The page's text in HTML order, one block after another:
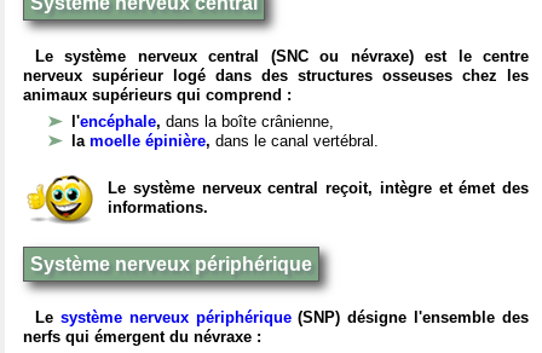
Le système nerveux central (SNC ou névraxe) est le centre
nerveux supérieur logé dans des structures osseuses chez les
animaux supérieurs qui comprend :
l'encéphale, dans la boîte crânienne,
la moelle épinière, dans le canal vertébral.
Le système nerveux central reçoit, intègre et émet des
informations.
Système nerveux périphérique
Le système nerveux périphérique(SNP) désigne l'ensemble des
nerfs qui émergent du névraxe :